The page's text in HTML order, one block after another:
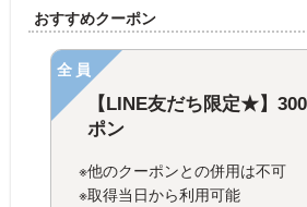
おすすめクーポン
全員
【LINE友だち限定★】
ポン
※他のクーポンとの併用は不可
※取得当日から利用可能